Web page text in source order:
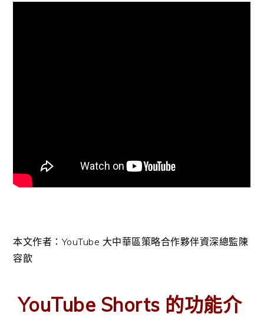
本文作者：YouTube 大中華區策略合作夥伴資深總監陳
容歆
YouTube Shorts 的功能介